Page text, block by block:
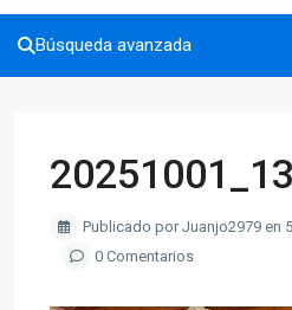
Búsqueda avanzada
Publicado por Juanjo2979 en
0 Comentarios